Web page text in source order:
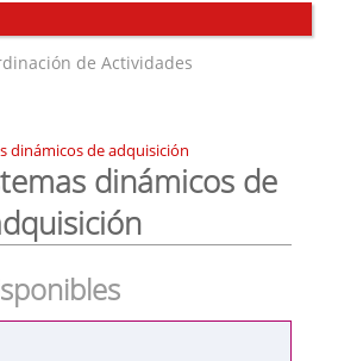
de Actividades
dinámicos de adquisición
dinámicos de